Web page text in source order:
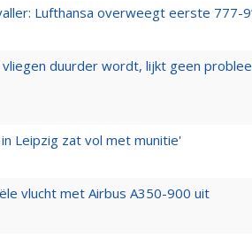
Lufthansa overweegt eerste 777-
duurder wordt, lijkt geen
Leipzig zat vol met munitie'
vlucht met Airbus A350-900 uit